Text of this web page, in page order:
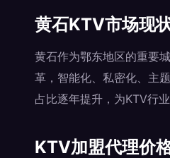
黄石KTV市场现
黄石作为鄂东地区的重要
革，智能化、私密化、主
占比逐年提升，为KTV行
KTV加盟代理价